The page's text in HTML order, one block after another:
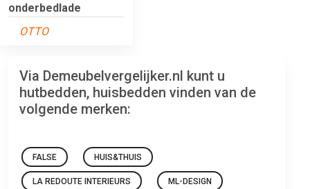
onderbedlade
OTTO
Via Demeubelvergelijker.nl kunt u
hutbedden, huisbedden vinden van de
volgende merken:
FALSE HUIS&THUIS
LA REDOUTE INTERIEURS ML-DESIGN